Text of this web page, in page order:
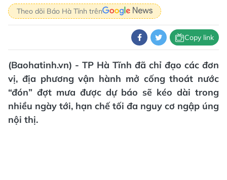
Theo dõi Báo Hà Tĩnh trên
Copy link
(Baohatinh.vn) - TP Hà Tĩnh đã chỉ đạo các đơn
vị, địa phương vận hành mở cống thoát nước
“đón” đợt mưa được dự báo sẽ kéo dài trong
nhiều ngày tới, hạn chế tối đa nguy cơ ngập úng
nội thị.